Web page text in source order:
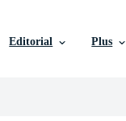
Editorial Plus